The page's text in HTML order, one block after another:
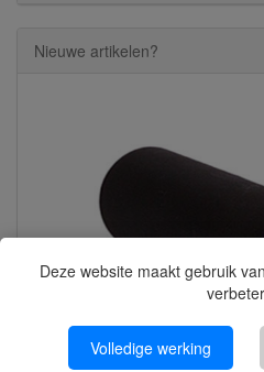
Deze website maakt gebruik
Volledige werking
Nieuwe artikelen?